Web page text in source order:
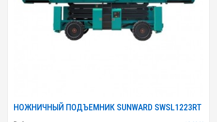
НОЖНИЧНЫЙ ПОДЪЕМНИК SUNWARD SWSL1223RT